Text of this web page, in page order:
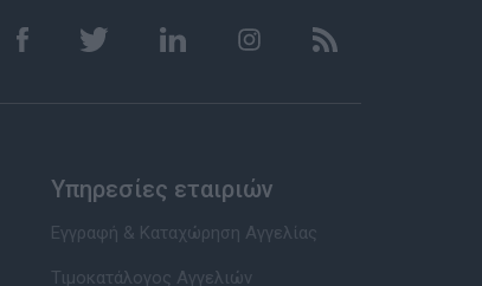
Υπηρεσίες εταιριών
Εγγραφή & Καταχώρηση Αγγελίας
Τιμοκατάλογος Αγγελιών